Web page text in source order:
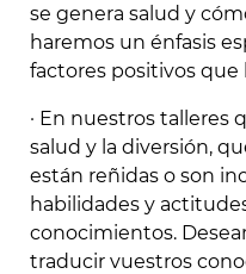
se genera salud y
haremos un énfasis
factores positivos que
· En nuestros talleres
salud y la diversión,
están reñidas o son
habilidades y
conocimientos.
traducir vuestros